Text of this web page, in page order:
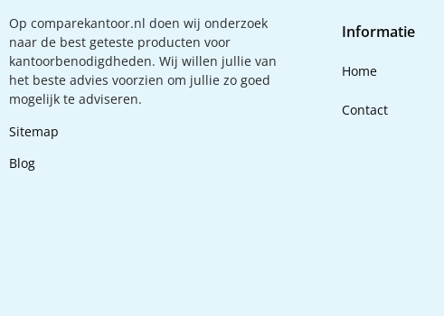
Op comparekantoor.nl doen wij onderzoek
naar de best geteste producten voor
kantoorbenodigdheden. Wij willen jullie van
het beste advies voorzien om jullie zo goed
mogelijk te adviseren.
Sitemap
Blog
Informatie
Home
Contact